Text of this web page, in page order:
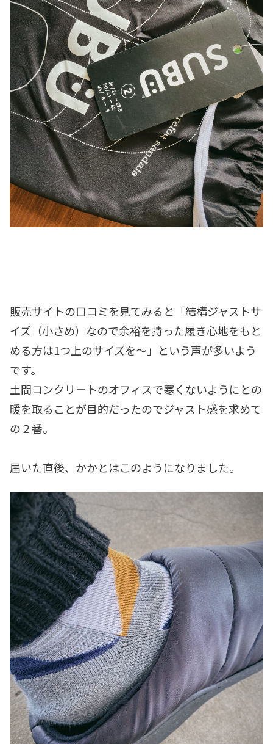
販売サイトの口コミを見てみると「結構ジャストサ
イズ（小さめ）なので余裕を持った履き心地をもと
める方は1つ上のサイズを〜」という声が多いよう
です。
土間コンクリートのオフィスで寒くないようにとの
暖を取ることが目的だったのでジャスト感を求めて
の２番。
届いた直後、かかとはこのようになりました。